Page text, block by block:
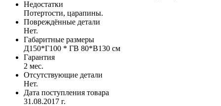
Недостатки
Потертости, царапины.
Повреждённые детали
Нет.
Габаритные размеры
Д150*Г100 * ГВ 80*В130 см
Гарантия
2 мес.
Отсутствующие детали
Нет.
Дата поступления товара
31.08.2017 г.